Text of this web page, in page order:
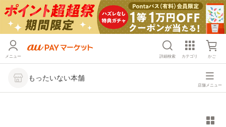
メニュー 詳細検索 カテゴリ かご
もったいない本舗
店舗メニュー